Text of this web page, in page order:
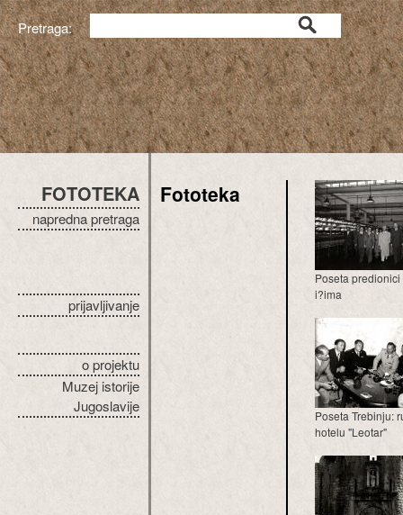
Pretraga:
FOTOTEKA
napredna pretraga
prijavljivanje
o projektu
Muzej istorije
Jugoslavije
Fototeka
Poseta
i?ima
Poseta Trebinju:
hotelu "Leotar"